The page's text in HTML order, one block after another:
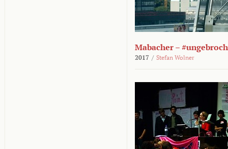
Mabacher –
2017 / Stefan Wolner